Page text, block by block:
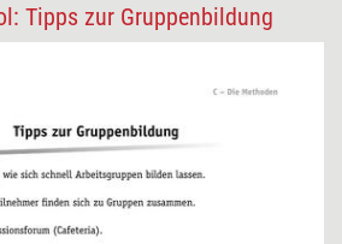
Tipps zur Gruppenbildung